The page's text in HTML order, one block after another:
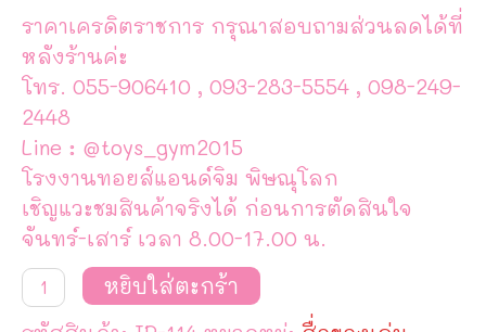
ราคาเครดิตราชการ กรุณาสอบถามส่วนลดได้ที่
หลังร้านค่ะ
โทร. 055-906410 , 093-283-5554 , 098-249-
2448
Line : @toys_gym2015
โรงงานทอยส์แอนด์จิม พิษณุโลก
เชิญแวะชมสินค้าจริงได้ ก่อนการตัดสินใจ
จันทร์-เสาร์ เวลา 8.00-17.00 น.
จำนวน
ชุด
อุโมงค์
หยิบใส่ตะกร้า